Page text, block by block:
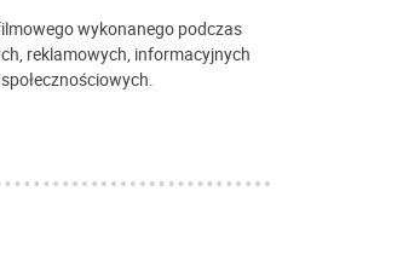
wykonanego podczas
reklamowych, informacyjnych